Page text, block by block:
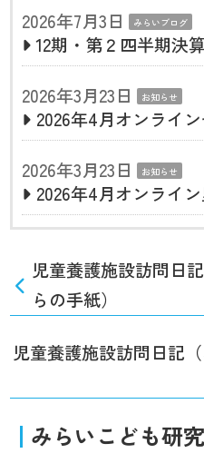
2026年7月3日
みらいブログ
12期・第２四半期決
2026年3月23日
お知らせ
2026年4月オンライ
2026年3月23日
お知らせ
2026年4月オンライ
児童養護施設訪問日
らの手紙）
児童養護施設訪問日記
みらいこども研